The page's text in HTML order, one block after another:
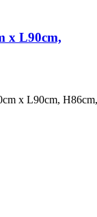
x L90cm,
x L90cm,